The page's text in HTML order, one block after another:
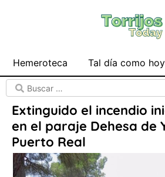
Hemeroteca Tal día como hoy
Extinguido el incendio
en el paraje Dehesa de
Puerto Real